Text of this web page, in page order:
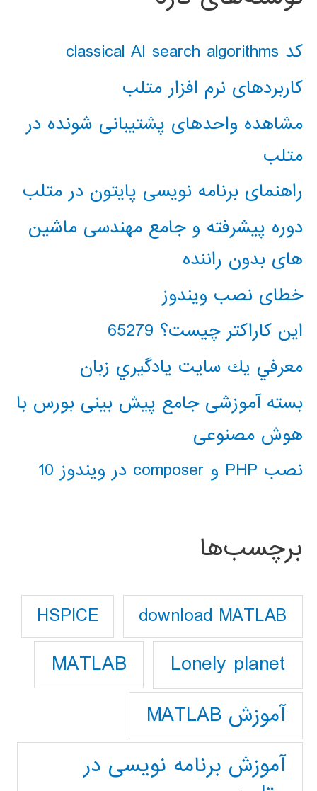
کد classical AI search algorithms
کاربردهای نرم افزار متلب
مشاهده واحدهای پشتیبانی شونده در
متلب
راهنمای برنامه نویسی پایتون در متلب
دوره پیشرفته و جامع مهندسی ماشین
های بدون راننده
خطای نصب ویندوز
این کاراکتر چیست؟ 65279
معرفي يك سايت يادگيري زبان
بسته آموزشی جامع پیش بینی بورس با
هوش مصنوعی
نصب PHP و composer در ویندوز 10
برچسب‌ها
download MATLAB
HSPICE
Lonely planet
MATLAB
آموزش MATLAB
آموزش برنامه نویسی در